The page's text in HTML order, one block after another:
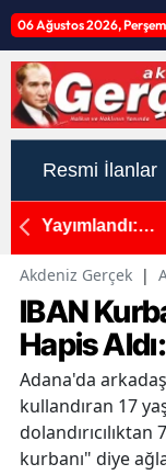
06 Ağustos 2026,
Resmi İlanlar
TBMM'de
Akdeniz Gerçek |
IBAN
Hapis
Adana'da
kullandıran 17
dolandırıcılıktan
kurbanı" diye